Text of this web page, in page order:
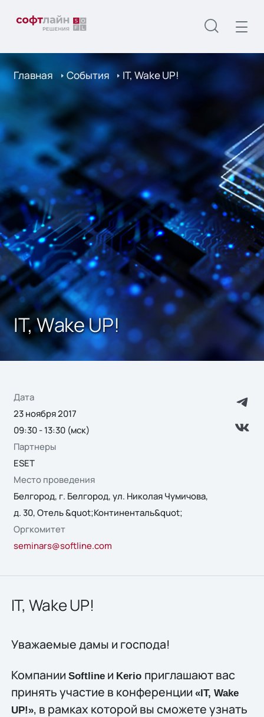
Главная События IT, Wake UP!
IT, Wake UP!
Дата
23 ноября 2017
09:30 - 13:30 (мск)
Партнеры
ESET
Место проведения
Белгород, г. Белгород, ул. Николая Чумичова,
д. 30, Отель &quot;Континенталь&quot;
Оргкомитет
seminars@softline.com
IT, Wake UP!
Уважаемые дамы и господа!
Компании Softlineи Kerio приглашают вас
принять участие в конференции «IT, Wake
UP!», в рамках которой вы сможете узнать